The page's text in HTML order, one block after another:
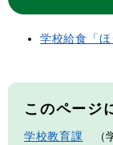
学校給食「
このページ
学校教育課